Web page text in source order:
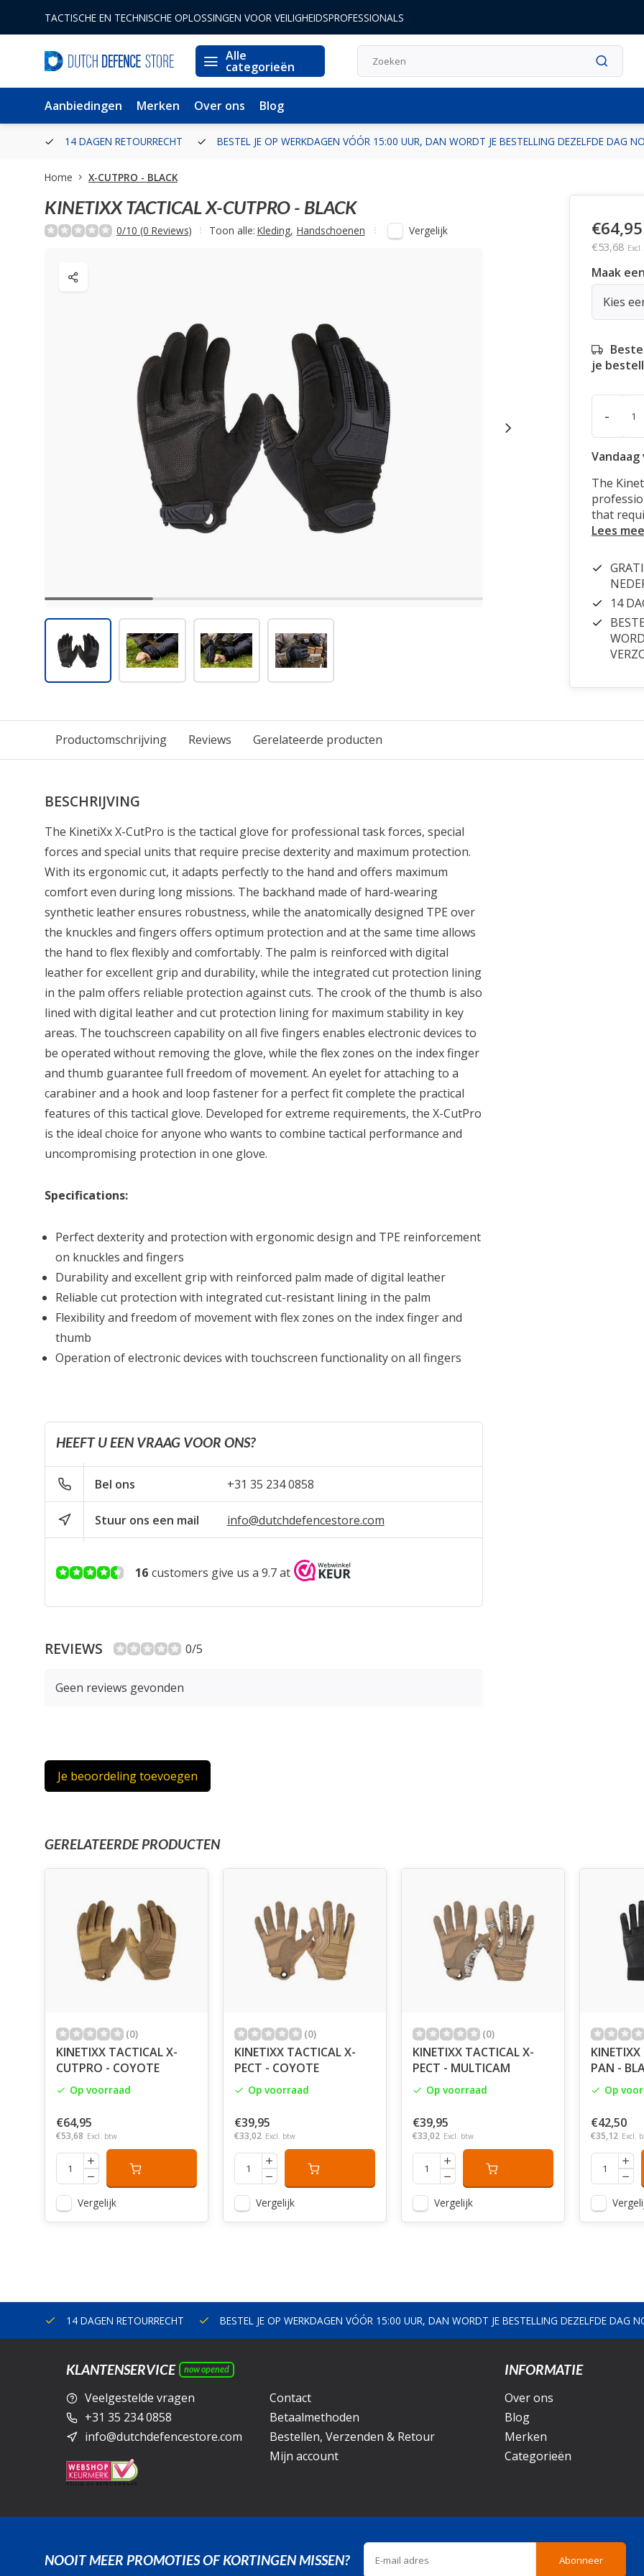
TACTISCHE EN TECHNISCHE OPLOSSINGEN VOOR VEILIGHEIDSPROFESSIONALS
Alle
categorieën
Aanbiedingen Merken Over ons Blog
14 DAGEN RETOURRECHT BESTEL JE OP WERKDAGEN VÓÓR 15:00 UUR, DAN WORDT JE BESTELLING DEZELFDE DAG
Home X-CUTPRO - BLACK
KINETIXX TACTICALX-CUTPRO - BLACK
0/10 (0 Reviews) Toon alle: Kleding, Handschoenen Vergelijk €64,95
€53,68
Maak
Kies
je
-
The
that
Lees
14
Productomschrijving Reviews Gerelateerde producten
BESCHRIJVING
The KinetiXx X-CutPro is the tactical glove for professional task forces, special
forces and special units that require precise dexterity and maximum protection.
With its ergonomic cut, it adapts perfectly to the hand and offers maximum
comfort even during long missions. The backhand made of hard-wearing
synthetic leather ensures robustness, while the anatomically designed TPE over
the knuckles and fingers offers optimum protection and at the same time allows
the hand to flex flexibly and comfortably. The palm is reinforced with digital
leather for excellent grip and durability, while the integrated cut protection lining
in the palm offers reliable protection against cuts. The crook of the thumb is also
lined with digital leather and cut protection lining for maximum stability in key
areas. The touchscreen capability on all five fingers enables electronic devices to
be operated without removing the glove, while the flex zones on the index finger
and thumb guarantee full freedom of movement. An eyelet for attaching to a
carabiner and a hook and loop fastener for a perfect fit complete the practical
features of this tactical glove. Developed for extreme requirements, the X-CutPro
is the ideal choice for anyone who wants to combine tactical performance and
uncompromising protection in one glove.
Specifications:
Perfect dexterity and protection with ergonomic design and TPE reinforcement
on knuckles and fingers
Durability and excellent grip with reinforced palm made of digital leather
Reliable cut protection with integrated cut-resistant lining in the palm
Flexibility and freedom of movement with flex zones on the index finger and
thumb
Operation of electronic devices with touchscreen functionality on all fingers
HEEFT U EEN VRAAG VOOR ONS?
Bel ons +31 35 234 0858
Stuur ons een mail info@dutchdefencestore.com
16 customers give us a 9.7 at
REVIEWS 0/5
Geen reviews gevonden
Je beoordeling toevoegen
GERELATEERDE PRODUCTEN
(0)
KINETIXX TACTICAL X-
CUTPRO - COYOTE
Op voorraad
€64,95
€53,68 Excl. btw
Vergelijk
(0)
KINETIXX TACTICAL X-
PECT - COYOTE
Op voorraad
€39,95
€33,02 Excl. btw
Vergelijk
(0)
KINETIXX TACTICAL X-
PECT - MULTICAM
Op voorraad
€39,95
€33,02 Excl. btw
Vergelijk
PAN -
Op
€42,50
€35,12 Excl.
14 DAGEN RETOURRECHT BESTEL JE OP WERKDAGEN VÓÓR 15:00 UUR, DAN WORDT JE BESTELLING DEZELFDE DAG
KLANTENSERVICE now opened
Veelgestelde vragen
+31 35 234 0858
info@dutchdefencestore.com
Contact
Betaalmethoden
Bestellen, Verzenden & Retour
Mijn account
INFORMATIE
Over ons
Blog
Merken
Categorieën
NOOIT MEER PROMOTIES OF KORTINGEN MISSEN? Abonneer